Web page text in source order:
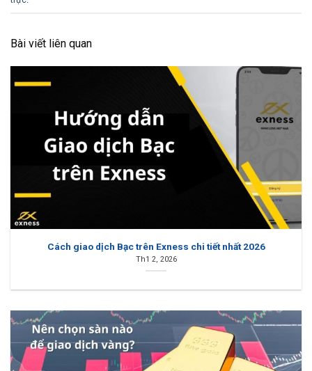
Bài viết liên quan
Cách giao dịch Bạc trên Exness chi tiết nhất 2026
Th1 2, 2026